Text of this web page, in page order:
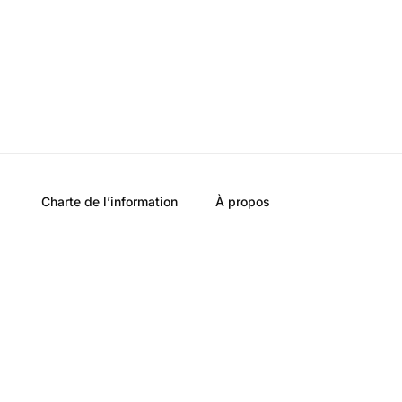
Charte de l’information À propos